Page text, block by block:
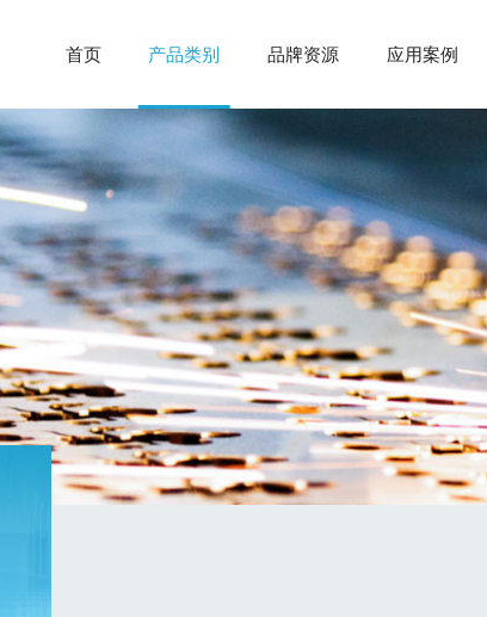
首页 产品类别 品牌资源 应用案例